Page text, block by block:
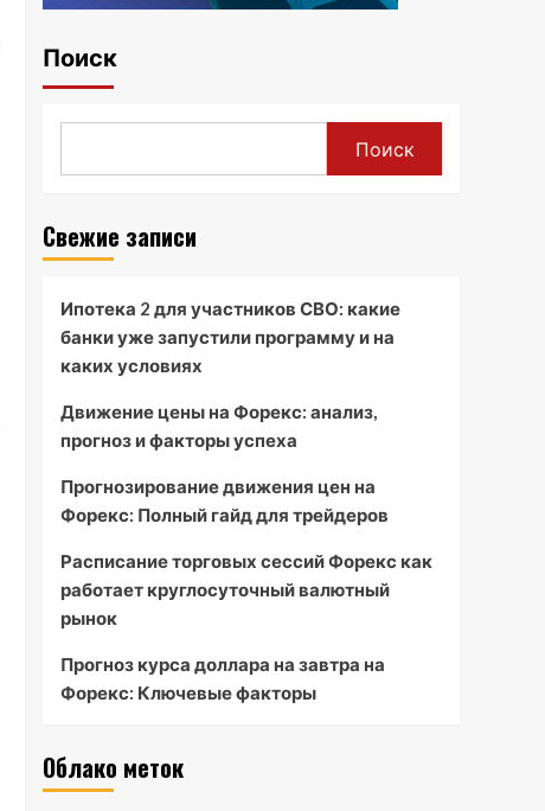
Поиск
Поиск
Свежие записи
Ипотека 2 для участников СВО: какие
банки уже запустили программу и на
каких условиях
Движение цены на Форекс: анализ,
прогноз и факторы успеха
Прогнозирование движения цен на
Форекс: Полный гайд для трейдеров
Расписание торговых сессий Форекс как
работает круглосуточный валютный
рынок
Прогноз курса доллара на завтра на
Форекс: Ключевые факторы
Облако меток